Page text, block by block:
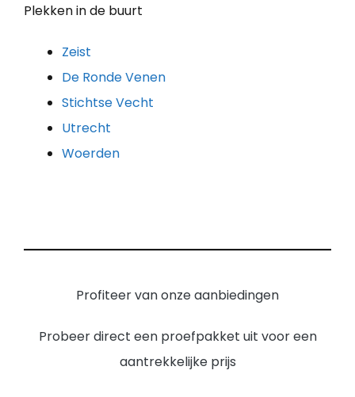
Plekken in de buurt
Zeist
De Ronde Venen
Stichtse Vecht
Utrecht
Woerden
Profiteer van onze aanbiedingen
Probeer direct een proefpakket uit voor een
aantrekkelijke prijs